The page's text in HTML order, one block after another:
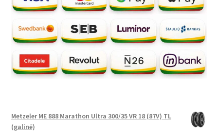
Metzeler ME 888 Marathon Ultra 300/35 VR 18 (87V) TL
(galinė)